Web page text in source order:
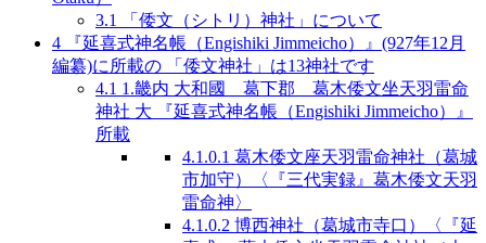
3.1
「倭文（シトリ）神社」について
4 『延喜式神名帳（Engishiki Jimmeicho）』(927年12月
編纂)に所載の 「倭文神社」は13神社です
4.1 1.畿内 大和國 葛下郡 葛木倭文坐天羽雷命
神社 大 『延喜式神名帳（Engishiki Jimmeicho）』
所載
4.1.0.1 葛木倭文座天羽雷命神社（葛城
市加守）〈『三代実録』葛木倭文天羽
雷命神〉
4.1.0.2 博西神社（葛城市寺口）〈『延